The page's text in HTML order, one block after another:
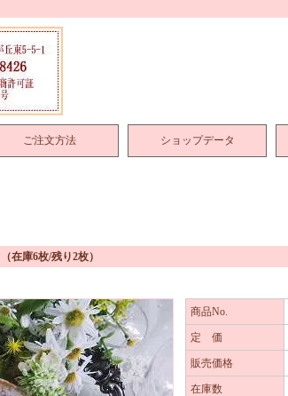
ご注文方法 ショップデータ
（在庫6枚/残り2枚）
商品No.
定 価
販売価格
在庫数